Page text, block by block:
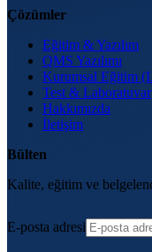
Çözümler
Eğitim & Yazılım
QMS Yazılımı
Kurumsal Eğitim
Test & Laboratuvar
Hakkımızda
İletişim
Bülten
Kalite, eğitim ve
E-posta adresi